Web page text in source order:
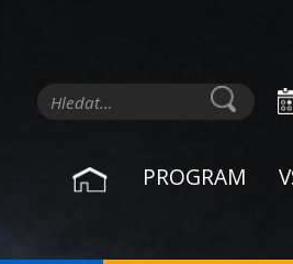
PROGRAM